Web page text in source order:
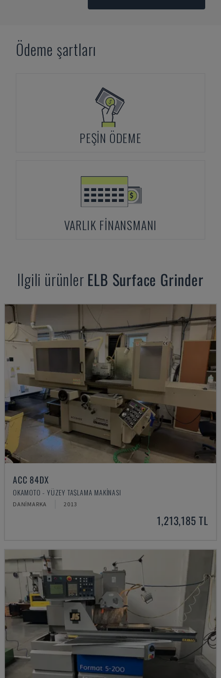
Ödeme şartları
PEŞIN ÖDEME
VARLIK FINANSMANI
Ilgili ürünler ELB Surface Grinder
ACC 84DX
OKAMOTO - YÜZEY TAŞLAMA MAKINASI
DANIMARKA 2013
1,213,185 TL